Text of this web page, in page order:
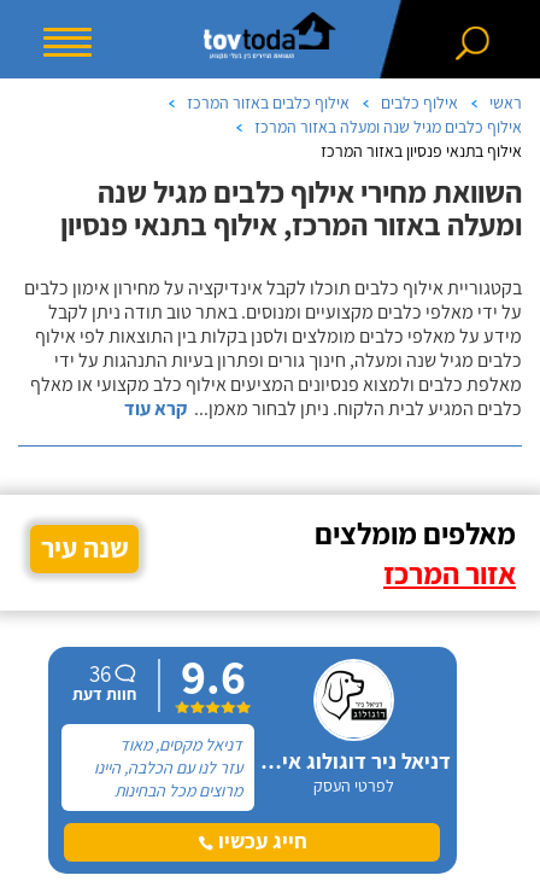
ראשי אילוף כלבים
אילוף כלבים באזור המרכז
אילוף כלבים מגיל שנה ומעלה באזור המרכז
אילוף בתנאי פנסיון באזור המרכז
השוואת מחירי אילוף כלבים מגיל שנה
ומעלה באזור המרכז, אילוף בתנאי פנסיון
בקטגוריית אילוף כלבים תוכלו לקבל אינדיקציה על מחירון אימון כלבים
על ידי מאלפי כלבים מקצועיים ומנוסים. באתר טוב תודה ניתן לקבל
מידע על מאלפי כלבים מומלצים ולסנן בקלות בין התוצאות לפי אילוף
כלבים מגיל שנה ומעלה, חינוך גורים ופתרון בעיות התנהגות על ידי
מאלפת כלבים ולמצוא פנסיונים המציעים אילוף כלב מקצועי או מאלף
כלבים המגיע לבית הלקוח. ניתן לבחור מאמן... קרא עוד
מאלפים מומלצים
אזור המרכז
שנה עיר
דניאל ניר דוגולוג אילוף כלבים
לפרטי העסק
9.6
36
חוות דעת
דניאל מקסים, מאוד
עזר לנו עם הכלבה, היינו
מרוצים מכל הבחינות
ואנחנו ממליצים בחום. יש
לנו כלבה שהיו לה בעיות
התנהגות שונות וזאת שהכי
חייג עכשיו